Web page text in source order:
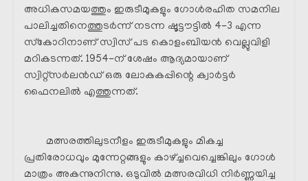
അധികസമയത്തും ഇരുടീമുകളും ഗോൾരഹിത സമനില
പാലിച്ചതിനെത്തുടർന്ന് നടന്ന ഷൂട്ടൗട്ടിൽ 4-3 എന്ന
സ്‌കോറിനാണ് സ്വിസ് പട കൊളംബിയൻ വെല്ലുവിളി
മറികടന്നത്. 1954-ന് ശേഷം ആദ്യമായാണ്
സ്വിറ്റ്‌സർലൻഡ് ഒരു ലോകകപ്പിന്റെ ക്വാർട്ടർ
ഫൈനലിൽ എത്തുന്നത്.
മത്സരത്തിലുടനീളം ഇരുടീമുകളും മികച്ച
പ്രതിരോധവും മുന്നേറ്റങ്ങളും കാഴ്ച്ചവെച്ചെങ്കിലും ഗോൾ
മാത്രം അകന്നുനിന്നു. ഒടുവിൽ മത്സരവിധി നിർണ്ണയിച്ച